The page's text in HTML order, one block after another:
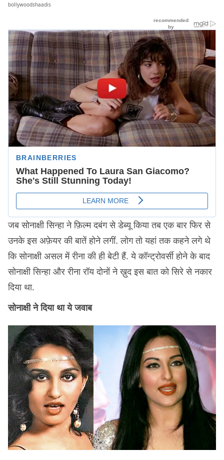
bollywoodshaadis
जब सोनाक्षी सिन्हा ने फ़िल्म दबंग से डेब्यू किया तब एक बार फिर से
उनके इस अफ़ेयर की बातें होने लगीं. लोग तो यहां तक कहने लगे थे
कि सोनाक्षी असल में रीना की ही बेटी हैं. ये कॉन्ट्रोवर्सी होने के बाद
सोनाक्षी सिन्हा और रीना रॉय दोनों ने ख़ुद इस बात को सिरे से नकार
दिया था.
सोनाक्षी ने दिया था ये जवाब